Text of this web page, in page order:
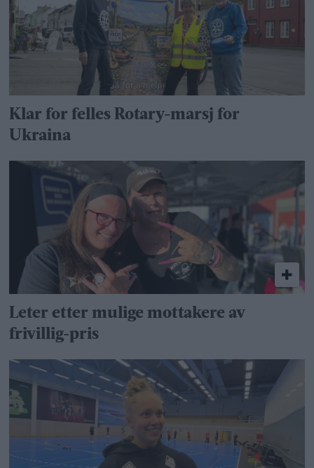
Klar for felles Rotary-marsj for
Ukraina
Leter etter mulige mottakere av
frivillig-pris